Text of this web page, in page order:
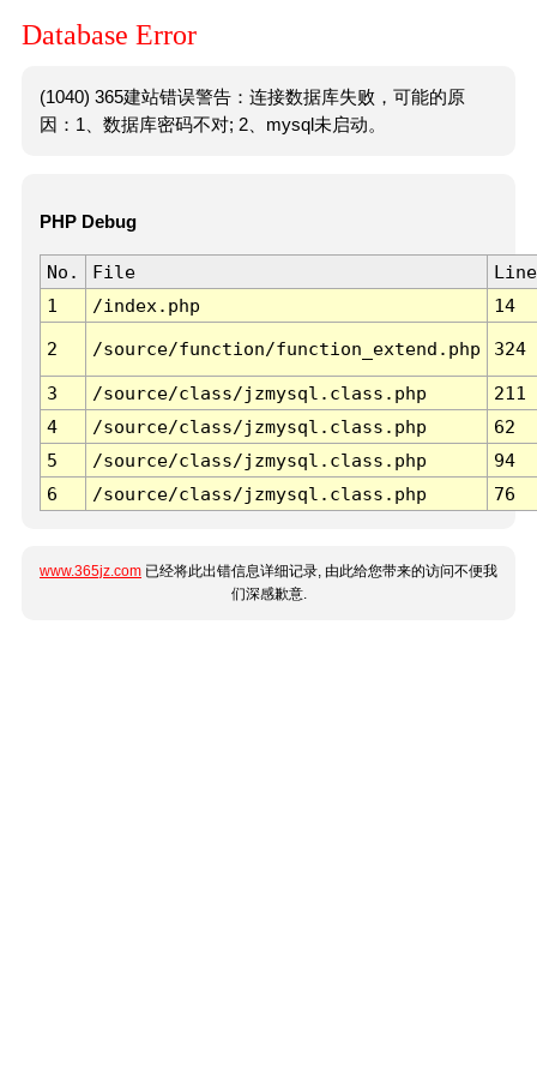
Database Error
(1040) 365建站错误警告：连接数据库失败，可能的原
因：1、数据库密码不对; 2、mysql未启动。
PHP Debug
No. File
Line
1
/index.php 14
2 /source/function/function_extend.php 324
3 /source/class/jzmysql.class.php
211
4
/source/class/jzmysql.class.php
62
5
/source/class/jzmysql.class.php
94
6
/source/class/jzmysql.class.php 76
www.365jz.com 已经将此出错信息详细记录, 由此给您带来的访问不便我
们深感歉意.